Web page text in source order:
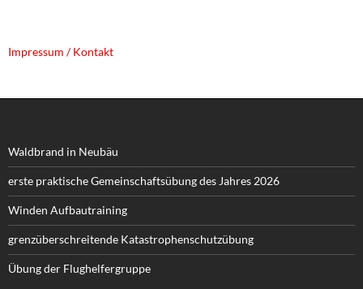
Impressum / Kontakt
Waldbrand in Neubäu
erste praktische Gemeinschaftsübung des Jahres 2026
Winden Aufbautraining
grenzüberschreitende Katastrophenschutzübung
Übung der Flughelfergruppe